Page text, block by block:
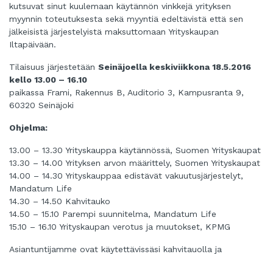
kutsuvat sinut kuulemaan käytännön vinkkejä yrityksen
myynnin toteutuksesta sekä myyntiä edeltävistä että sen
jälkeisistä järjestelyistä maksuttomaan Yrityskaupan
Iltapäivään.
Tilaisuus järjestetään Seinäjoella keskiviikkona 18.5.2016
kello 13.00 – 16.10
paikassa Frami, Rakennus B, Auditorio 3, Kampusranta 9,
60320 Seinäjoki
Ohjelma:
13.00 – 13.30 Yrityskauppa käytännössä, Suomen Yrityskaupat
13.30 – 14.00 Yrityksen arvon määrittely, Suomen Yrityskaupat
14.00 – 14.30 Yrityskauppaa edistävät vakuutusjärjestelyt,
Mandatum Life
14.30 – 14.50 Kahvitauko
14.50 – 15.10 Parempi suunnitelma, Mandatum Life
15.10 – 16.10 Yrityskaupan verotus ja muutokset, KPMG
Asiantuntijamme ovat käytettävissäsi kahvitauolla ja